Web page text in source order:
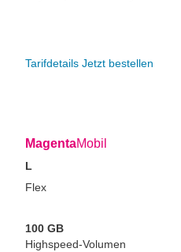
Tarifdetails Jetzt bestellen
MagentaMobil
L
Flex
100 GB
Highspeed-Volumen